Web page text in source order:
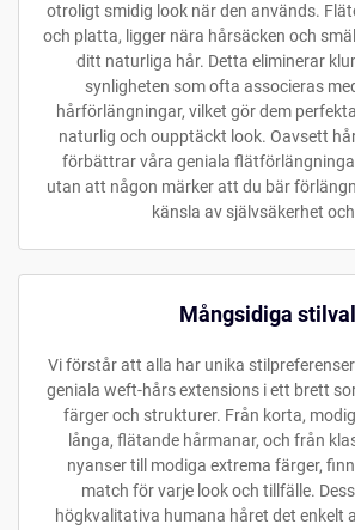
otroligt smidig look när den används.
och platta, ligger nära hårsäcken och
ditt naturliga hår. Detta eliminerar
synligheten som ofta associeras
hårförlängningar, vilket gör dem
naturlig och oupptäckt look. Oavsett
förbättrar våra geniala
utan att någon märker att du bär
känsla av självsäkerhet
Mångsidiga stilval
Vi förstår att alla har unika
geniala weft-hårs extensions i ett brett
färger och strukturer. Från korta,
långa, flätande hårmanar, och från
nyanser till modiga extrema färger,
match för varje look och tillfälle.
högkvalitativa humana håret det enkelt